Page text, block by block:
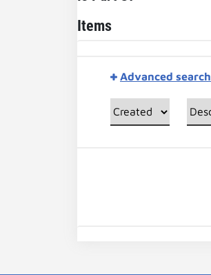
Items
Advanced search